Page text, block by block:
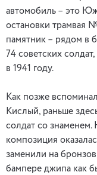
автомобиль – это
остановки трамвая
памятник – рядом в
74 советских
в 1941 году.
Как позже
Кислый, раньше
солдат со
композиция
заменили на
бампере джипа как